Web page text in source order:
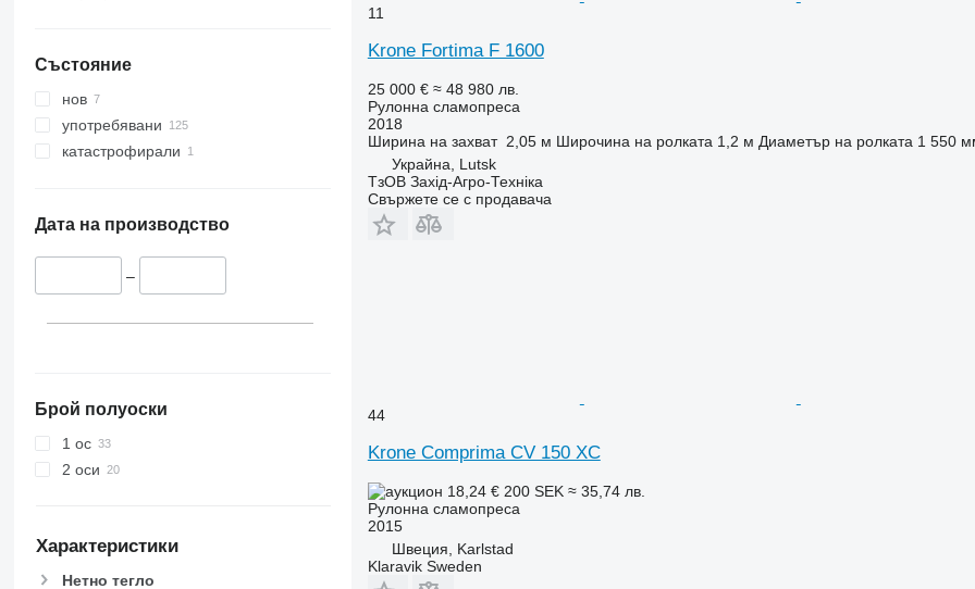
Състояние
нов
употребявани
катастрофирали
Дата на производство
–
Брой полуоски
1 ос
2 оси
Характеристики
Нетно тегло
11
Krone Fortima F 1600
25 000 € ≈ 48 980 лв.
Рулонна сламопреса
2018
Ширина на захват 2,05 м Широчина на ролката 1,2 м Диаметър на ролката 1 550
Украйна, Lutsk
ТзОВ Захід-Агро-Техніка
Свържете се с продавача
44
Krone Comprima CV 150 XC
18,24 € 200 SEK ≈ 35,74 лв.
Рулонна сламопреса
2015
Швеция, Karlstad
Klaravik Sweden